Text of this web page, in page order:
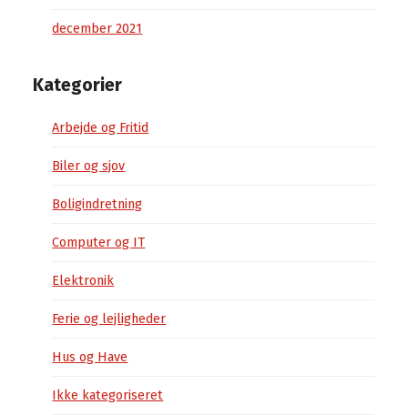
december 2021
Kategorier
Arbejde og Fritid
Biler og sjov
Boligindretning
Computer og IT
Elektronik
Ferie og lejligheder
Hus og Have
Ikke kategoriseret